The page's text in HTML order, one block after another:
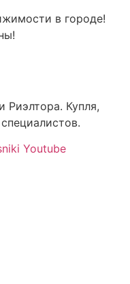
в городе!
Риэлтора. Купля,
Youtube